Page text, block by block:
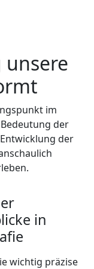
unsere
im
der
der
in
wichtig präzise